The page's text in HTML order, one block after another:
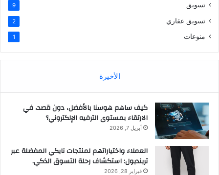
تسويق 9
تسويق عقاري 2
منوعات 1
الأخيرة
كيف ساهم هوسنا بالأفضل، دون قصد، في
الارتقاء بمستوى الترفيه الإلكتروني؟
أبريل 7, 2026
العملاء واختياراتهم لمنتجات نايكي المفضلة عبر
ترينديول: استكشاف رحلة التسوق الذكي.
فبراير 28, 2026